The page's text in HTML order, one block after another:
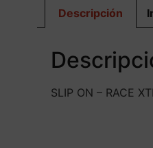
Descripción
SLIP ON – RACE